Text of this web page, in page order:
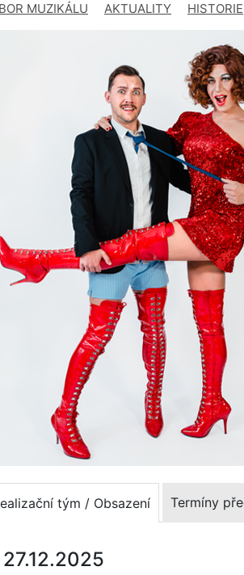
MUZIKÁLU AKTUALITY HISTORIE
tým / Obsazení Termíny